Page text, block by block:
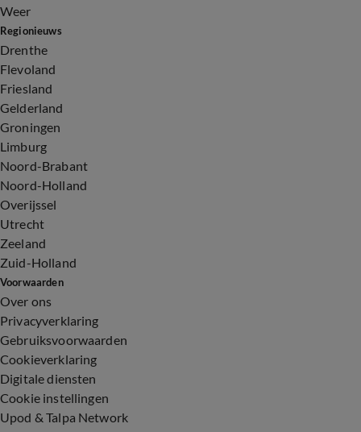
Weer
Regionieuws
Drenthe
Flevoland
Friesland
Gelderland
Groningen
Limburg
Noord-Brabant
Noord-Holland
Overijssel
Utrecht
Zeeland
Zuid-Holland
Voorwaarden
Over ons
Privacyverklaring
Gebruiksvoorwaarden
Cookieverklaring
Digitale diensten
Cookie instellingen
Upod & Talpa Network